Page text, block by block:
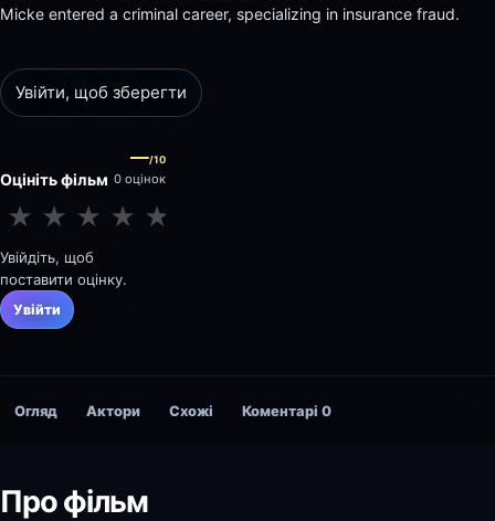
Micke entered a criminal career, specializing in insurance fraud.
Увійти, щоб зберегти
Оцініть фільм
—/10
0 оцінок
★ ★ ★ ★ ★
Увійдіть, щоб
поставити оцінку.
Увійти
Огляд Актори Схожі Коментарі 0
Про фільм